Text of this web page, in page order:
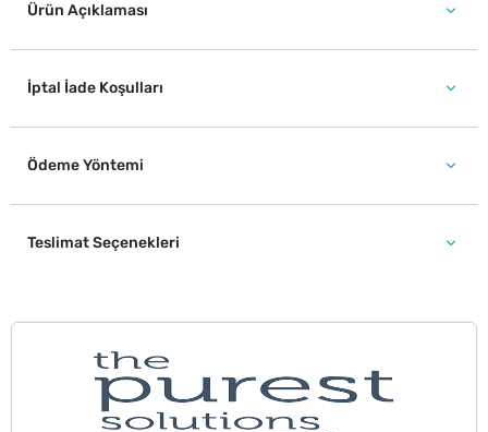
Ürün Açıklaması
İptal İade Koşulları
Ödeme Yöntemi
Teslimat Seçenekleri